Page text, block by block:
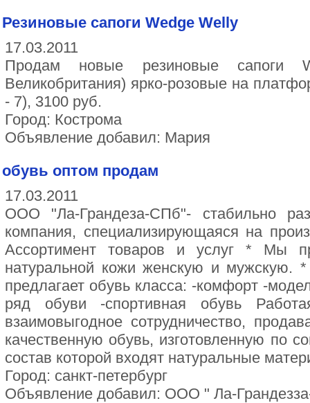
Резиновые сапоги Wedge Welly
17.03.2011
Продам новые резиновые сапоги
Великобритания) ярко-розовые на
- 7), 3100 руб.
Город: Кострома
Объявление добавил: Мария
обувь оптом продам
17.03.2011
ООО "Ла-Грандеза-СПб"- стабильно
компания, специализирующаяся на
Ассортимент товаров и услуг * Мы
натуральной кожи женскую и мужскую.
предлагает обувь класса: -комфорт -
ряд обуви -спортивная обувь
взаимовыгодное сотрудничество,
качественную обувь, изготовленную по
состав которой входят натуральные
Город: санкт-петербург
Объявление добавил: ООО " Ла-